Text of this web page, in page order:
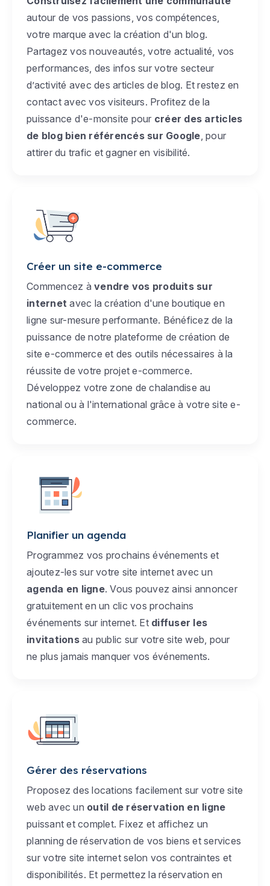
autour de vos passions, vos compétences,
votre marque avec la création d'un blog.
Partagez vos nouveautés, votre actualité, vos
performances, des infos sur votre secteur
d’activité avec des articles de blog. Et restez en
contact avec vos visiteurs. Profitez de la
puissance d'e-monsite pour créer des articles
de blog bien référencés sur Google , pour
attirer du trafic et gagner en visibilité.
Créer un site e-commerce
Commencez à vendre vos produits sur
internet avec la création d'une boutique en
ligne sur-mesure performante. Bénéficez de la
puissance de notre plateforme de création de
site e-commerce et des outils nécessaires à la
réussite de votre projet e-commerce.
Développez votre zone de chalandise au
national ou à l'international grâce à votre site e-
commerce.
Planifier un agenda
Programmez vos prochains événements et
ajoutez-les sur votre site internet avec un
agenda en ligne. Vous pouvez ainsi annoncer
gratuitement en un clic vos prochains
événements sur internet. Et diffuser les
invitationsau public sur votre site web, pour
ne plus jamais manquer vos événements.
Gérer des réservations
Proposez des locations facilement sur votre site
web avec un outil de réservation en ligne
puissant et complet. Fixez et affichez un
planning de réservation de vos biens et services
sur votre site internet selon vos contraintes et
disponibilités. Et permettez la réservation en